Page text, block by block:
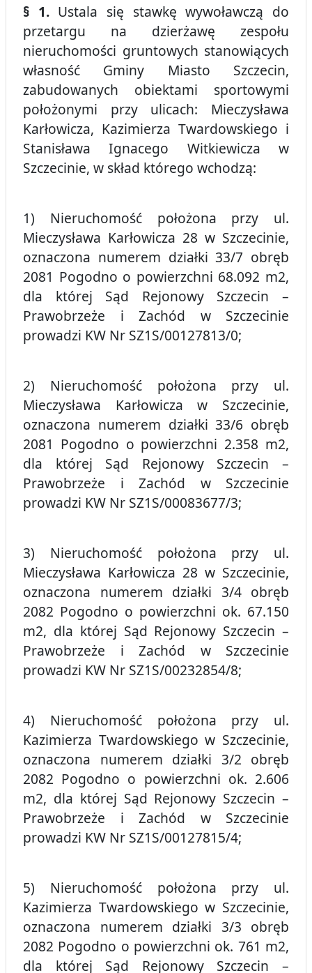
§ 1.Ustala się stawkę wywoławczą do
przetargu na dzierżawę zespołu
nieruchomości gruntowych stanowiących
własność Gminy Miasto Szczecin,
zabudowanych obiektami sportowymi
położonymi przy ulicach: Mieczysława
Karłowicza, Kazimierza Twardowskiego i
Stanisława Ignacego Witkiewicza w
Szczecinie, w skład którego wchodzą:
1) Nieruchomość położona przy ul.
Mieczysława Karłowicza 28 w Szczecinie,
oznaczona numerem działki 33/7 obręb
2081 Pogodno o powierzchni 68.092 m2,
dla której Sąd Rejonowy Szczecin –
Prawobrzeże i Zachód w Szczecinie
prowadzi KW Nr SZ1S/00127813/0;
2) Nieruchomość położona przy ul.
Mieczysława Karłowicza w Szczecinie,
oznaczona numerem działki 33/6 obręb
2081 Pogodno o powierzchni 2.358 m2,
dla której Sąd Rejonowy Szczecin –
Prawobrzeże i Zachód w Szczecinie
prowadzi KW Nr SZ1S/00083677/3;
3) Nieruchomość położona przy ul.
Mieczysława Karłowicza 28 w Szczecinie,
oznaczona numerem działki 3/4 obręb
2082 Pogodno o powierzchni ok. 67.150
m2, dla której Sąd Rejonowy Szczecin –
Prawobrzeże i Zachód w Szczecinie
prowadzi KW Nr SZ1S/00232854/8;
4) Nieruchomość położona przy ul.
Kazimierza Twardowskiego w Szczecinie,
oznaczona numerem działki 3/2 obręb
2082 Pogodno o powierzchni ok. 2.606
m2, dla której Sąd Rejonowy Szczecin –
Prawobrzeże i Zachód w Szczecinie
prowadzi KW Nr SZ1S/00127815/4;
5) Nieruchomość położona przy ul.
Kazimierza Twardowskiego w Szczecinie,
oznaczona numerem działki 3/3 obręb
2082 Pogodno o powierzchni ok. 761 m2,
dla której Sąd Rejonowy Szczecin –